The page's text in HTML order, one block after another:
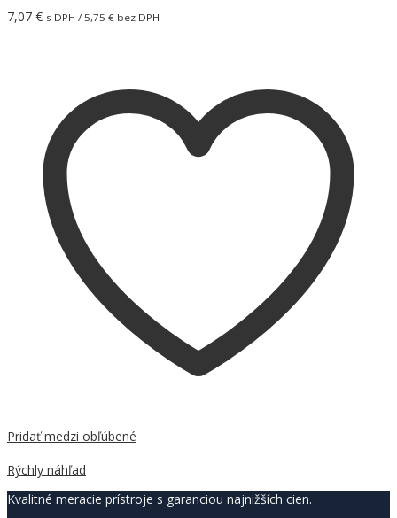
7,07 € s DPH / 5,75 € bez DPH
Pridať medzi obľúbené
Rýchly náhľad
Kvalitné meracie prístroje s garanciou najnižších cien.